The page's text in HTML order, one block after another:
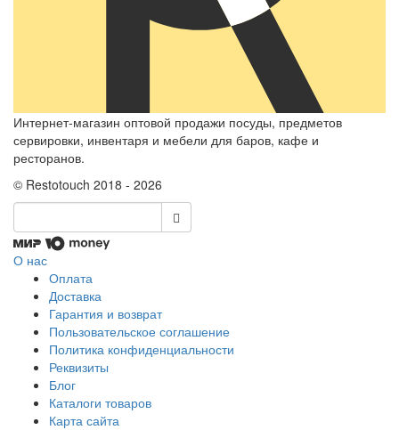
Интернет-магазин оптовой продажи посуды, предметов
сервировки, инвентаря и мебели для баров, кафе и
ресторанов.
© Restotouch 2018 - 2026
О нас
Оплата
Доставка
Гарантия и возврат
Пользовательское соглашение
Политика конфиденциальности
Реквизиты
Блог
Каталоги товаров
Карта сайта